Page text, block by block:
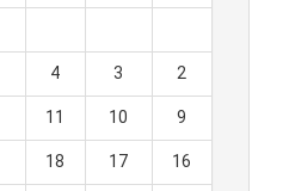
2
3
4
9
10
11
16
17
18